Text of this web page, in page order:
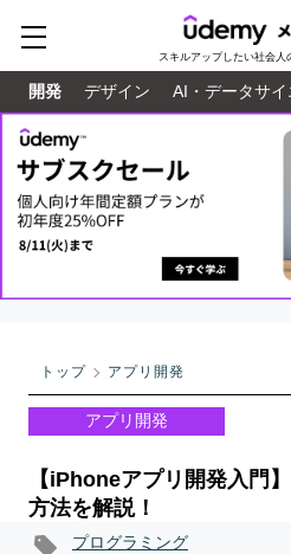
スキルアップしたい社会人
開発 デザイン AI・データサイ
トップ アプリ開発
アプリ開発
【iPhoneアプリ開発入門
方法を解説！
プログラミング